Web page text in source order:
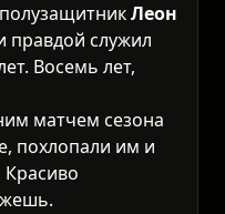
Леон
правдой служил
Восемь лет,
матчем сезона
похлопали им и
Красиво